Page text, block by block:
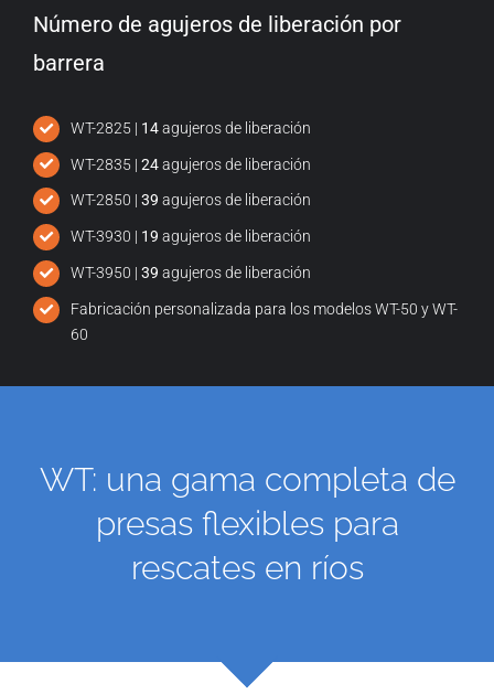
Número de agujeros de liberación por
barrera
WT-2825 | 14agujeros de liberación
WT-2835 | 24agujeros de liberación
WT-2850 | 39 agujeros de liberación
WT-3930 | 19 agujeros de liberación
WT-3950 | 39 agujeros de liberación
Fabricación personalizada para los modelos WT-50 y WT-
60
WT: una gama completa de
presas flexibles para
rescates en ríos